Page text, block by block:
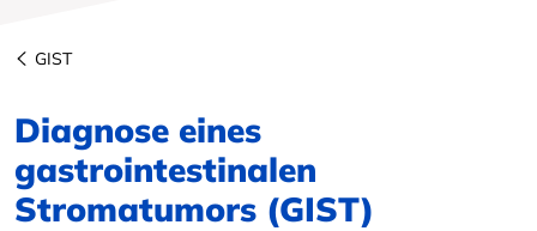
GIST
Diagnose eines
gastrointestinalen
Stromatumors (GIST)